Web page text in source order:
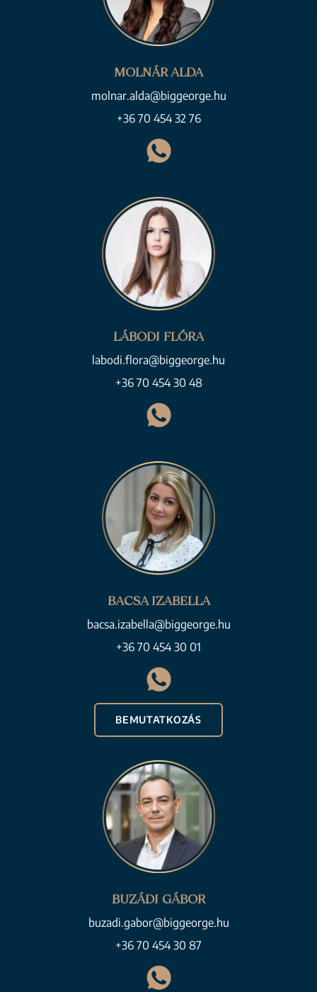
MOLNÁR ALDA
molnar.alda@biggeorge.hu
+36 70 454 32 76
LÁBODI FLÓRA
labodi.flora@biggeorge.hu
+36 70 454 30 48
BACSA IZABELLA
bacsa.izabella@biggeorge.hu
+36 70 454 30 01
BEMUTATKOZÁS
BUZÁDI GÁBOR
buzadi.gabor@biggeorge.hu
+36 70 454 30 87